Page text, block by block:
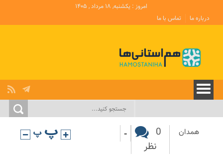
امروز : یکشنبه, ۱۸ مرداد , ۱۴۰۵
درباره ما
تماس با ما
همدان
0
نظر
-